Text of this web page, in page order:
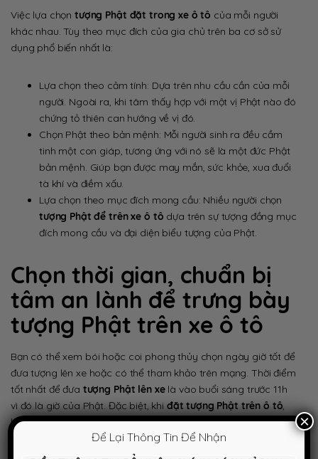
Việc lựa chọn tượng Phật đặt trong xe ô tô của mỗi người
khác nhau. Tùy theo mục đích của gia chủ trên ba cơ sở sử
dụng phổ biến nhất là:
Lựa chọn theo cảm tính: Dựa trên nhu cầu cần của mỗi
người. Ngoài ra, khi tâm thấy hợp với một vị Phật nào đó
chứng tỏ thiên can hướng về vị đó.
Chọn Phật theo bản mệnh: Mỗi người sinh ra đều cầm
tinh một con giáp, tương ứng với nó sẽ là một đức Phật
bản mệnh. Giúp bạn được may mắn, sức khỏe, xua đuổi
tà khí và điềm xấu.
Lựa chọn theo mục đích mong cầu: Nhiều người chọn
tượng Phật để trên xe ô tô dựa trên sự tượng đồng mục
đích mong cầu và đại diện biểu tượng của Phật.
Chọn thời gian, chuẩn bị
tâm an lành để trưng bày
tượng Phật trên xe ô tô
Bạn có thể xem bói hoặc coi phong thủy chọn ngày giờ tốt để
đưa tượng lên xe hoặc có thể tham khảo trên mạng. Thời điểm
tốt nhất để đưa tượng Phật lên xelà vào buổi sáng trước 11h
vì đó là giờ của Phật. Đặc biệt, khi đặt tượng Phật trên ô tô
hãy thành tâm và niệm để ngài phù hộ gia chủ trên mỗi hành
Để Lại Thông Tin Để Nhận
×